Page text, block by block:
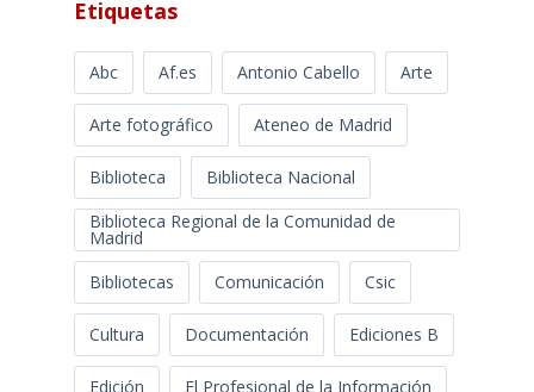
Etiquetas
Abc Af.es Antonio Cabello Arte
Arte fotográfico Ateneo de Madrid
Biblioteca
Biblioteca Nacional
Biblioteca Regional de la Comunidad de
Madrid
Bibliotecas
Comunicación Csic
Cultura Documentación Ediciones B
Edición El Profesional de la Información